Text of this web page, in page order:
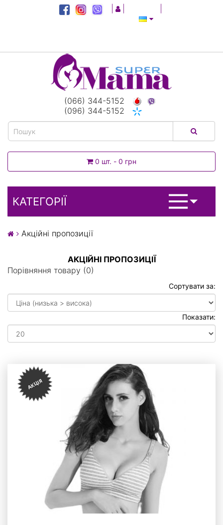
(066) 344-5152
(096) 344-5152
0 шт. - 0 грн
КАТЕГОРІЇ
Акційні пропозиції
АКЦІЙНІ ПРОПОЗИЦІЇ
Порівняння товару (0)
Сортувати за:
Показати:
АКЦІЯ